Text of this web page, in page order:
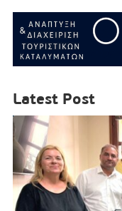
Latest Post